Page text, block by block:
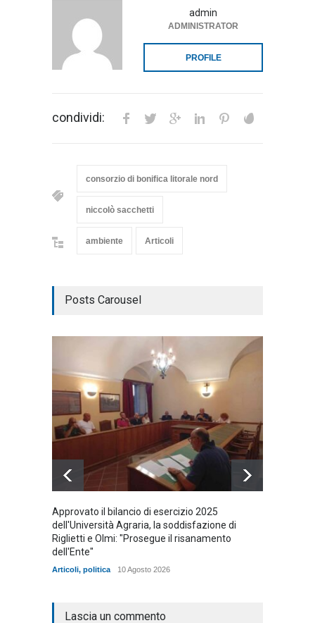
admin
ADMINISTRATOR
PROFILE
condividi:
consorzio di bonifica litorale nord
niccolò sacchetti
ambiente Articoli
Posts Carousel
Approvato il bilancio di esercizio 2025
dell'Università Agraria, la soddisfazione di
Riglietti e Olmi: "Prosegue il risanamento
dell'Ente"
Articoli, politica 10 Agosto 2026
Lascia un commento